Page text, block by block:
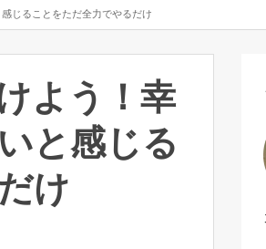
じることをただ全力でやるだけ
よう！幸
と感じる
け